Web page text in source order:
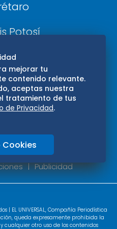
Potosí
Directorio
Publicidad
| EL UNIVERSAL, Compañía Periodística
queda expresamente prohibida la
cualquier otro uso de los contenidos
mejorar tu
contenido relevante.
aceptas nuestra
tratamiento de tus
de Privacidad.